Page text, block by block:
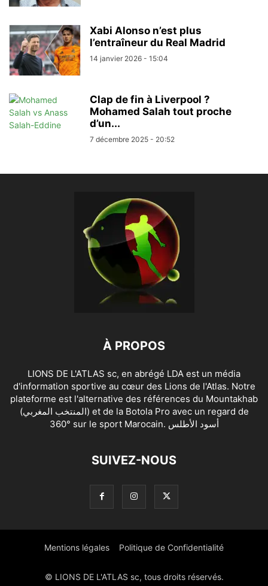
Xabi Alonso n’est plus
l’entraîneur du Real Madrid
14 janvier 2026 - 15:04
Clap de fin à Liverpool ?
Mohamed Salah tout proche
d’un...
7 décembre 2025 - 20:52
À PROPOS
LIONS DE L'ATLAS sc, en abrégé LDA est un média
d'information sportive au cœur des Lions de l'Atlas. Notre
plateforme est l'alternative des références du Mountakhab
(المنتخب المغربي) et de la Botola Pro avec un regard de
360° sur le sport Marocain. أسود الأطلس
SUIVEZ-NOUS
Mentions légales Politique de Confidentialité
© LIONS DE L'ATLAS sc, tous droits réservés.